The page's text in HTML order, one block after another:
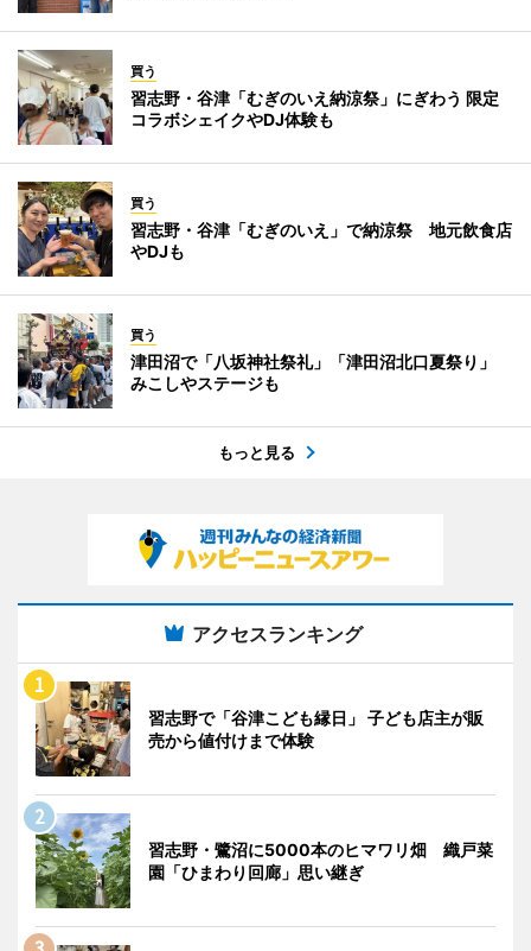
買う
習志野・谷津「むぎのいえ納涼祭」にぎわう 限定
コラボシェイクやDJ体験も
買う
習志野・谷津「むぎのいえ」で納涼祭 地元飲食店
やDJも
買う
津田沼で「八坂神社祭礼」「津田沼北口夏祭り」
みこしやステージも
もっと見る
アクセスランキング
習志野で「谷津こども縁日」 子ども店主が販
売から値付けまで体験
習志野・鷺沼に5000本のヒマワリ畑 織戸菜
園「ひまわり回廊」思い継ぎ